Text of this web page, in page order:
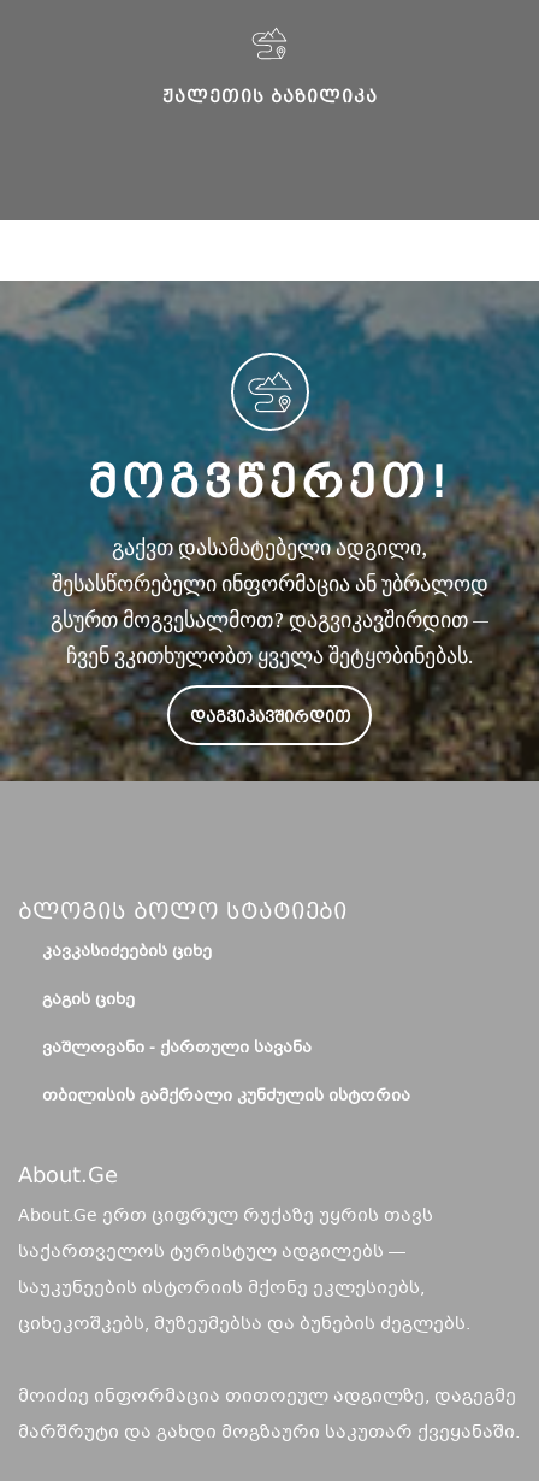
ᲟᲐᲚᲔᲗᲘᲡ ᲑᲐᲖᲘᲚᲘᲙᲐ
ᲛᲝᲒᲕᲬᲔᲠᲔᲗ!
გაქვთ დასამატებელი ადგილი,
შესასწორებელი ინფორმაცია ან უბრალოდ
გსურთ მოგვესალმოთ? დაგვიკავშირდით —
ჩვენ ვკითხულობთ ყველა შეტყობინებას.
ᲓᲐᲒᲕᲘᲙᲐᲕᲨᲘᲠᲓᲘᲗ
Ბლოგის Ბოლო Სტატიები
ᲙᲐᲕᲙᲐᲡᲘᲫᲔᲔᲑᲘᲡ ᲪᲘᲮᲔ
ᲒᲐᲒᲘᲡ ᲪᲘᲮᲔ
ᲕᲐᲨᲚᲝᲕᲐᲜᲘ - ᲥᲐᲠᲗᲣᲚᲘ ᲡᲐᲕᲐᲜᲐ
ᲗᲑᲘᲚᲘᲡᲘᲡ ᲒᲐᲛᲥᲠᲐᲚᲘ ᲙᲣᲜᲫᲣᲚᲘᲡ ᲘᲡᲢᲝᲠᲘᲐ
About.ge
About.Ge ერთ ციფრულ რუქაზე უყრის თავს
საქართველოს ტურისტულ ადგილებს —
საუკუნეების ისტორიის მქონე ეკლესიებს,
ციხეკოშკებს, მუზეუმებსა და ბუნების ძეგლებს.
მოიძიე ინფორმაცია თითოეულ ადგილზე, დაგეგმე
მარშრუტი და გახდი მოგზაური საკუთარ ქვეყანაში.